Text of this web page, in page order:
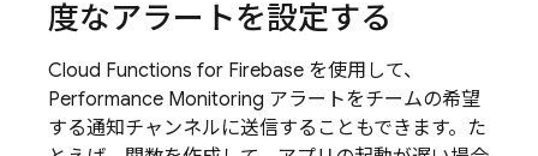
度なアラートを設定する
Cloud Functions for Firebase を使用して、
Performance Monitoring アラートをチームの希望
する通知チャンネルに送信することもできます。た